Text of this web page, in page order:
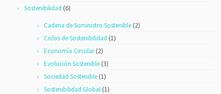
Sostenibilidad (6)
Cadena de Suministro Sostenible(2)
Ciclos de Sostenibilidad (1)
Economía Circular(2)
Evolución Sostenible(3)
Sociedad Sostenible(1)
Sostenibilidad Global(1)